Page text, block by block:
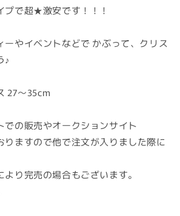
プで超★激安です！！！
ーやイベントなどで かぶって、クリス
♪
27～35cm
の販売やオークションサイト
ますので他で注文が入りました際に
り完売の場合もございます。